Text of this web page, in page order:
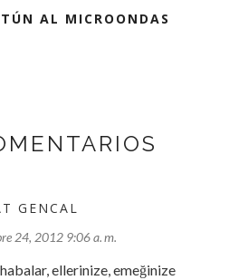
AL MICROONDAS
GENCAL
24, 2012 9:06 a. m.
ellerinize, emeğinize